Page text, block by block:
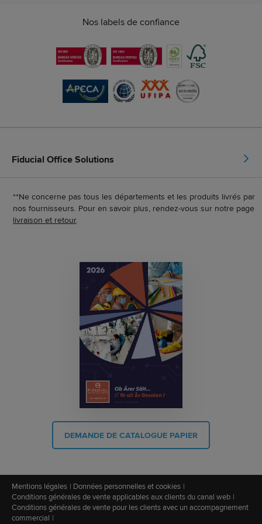
Nos labels de confiance
Fiducial Office Solutions
**Ne concerne pas tous les départements et les produits livrés par
nos fournisseurs. Pour en savoir plus, rendez-vous sur notre page
livraison et retour.
DEMANDE DE CATALOGUE PAPIER
Mentions légales
Données personnelles et cookies
Conditions générales de vente applicables aux clients du canal web
Conditions générales de vente pour les clients avec un accompagnement
commercial